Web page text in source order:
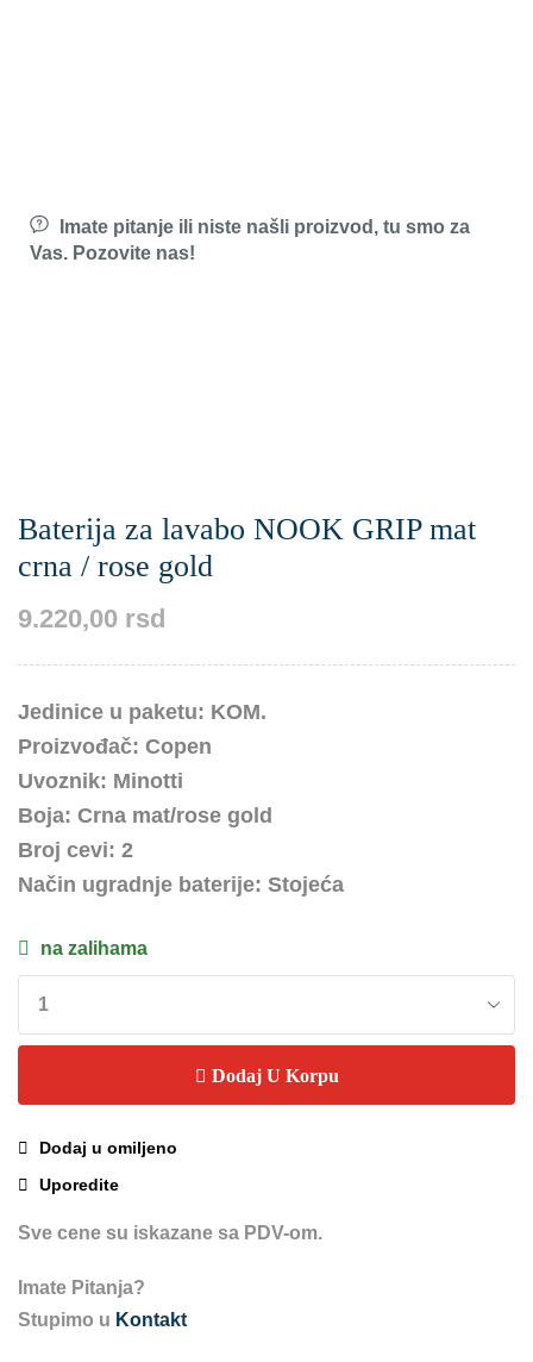
Imate pitanje ili niste našli proizvod, tu smo za
Vas. Pozovite nas!
Baterija za lavabo NOOK GRIP mat
crna / rose gold
9.220,00 rsd
Jedinice u paketu: KOM.
Proizvođač: Copen
Uvoznik: Minotti
Boja: Crna mat/rose gold
Broj cevi: 2
Način ugradnje baterije: Stojeća
na zalihama
Dodaj U Korpu
Dodaj u omiljeno
Uporedite
Sve cene su iskazane sa PDV-om.
Imate Pitanja?
Stupimo u Kontakt